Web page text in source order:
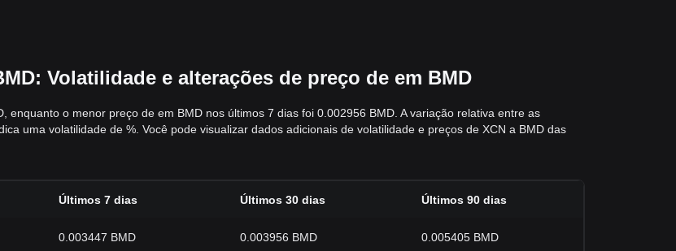
Volatilidade e alterações de preço de em BMD
enquanto o menor preço de em BMD nos últimos 7 dias foi 0.002956 BMD. A variação relativa entre as
uma volatilidade de %. Você pode visualizar dados adicionais de volatilidade e preços de XCN a BMD das
Últimos 7 dias Últimos 30 dias Últimos 90 dias
0.003447 BMD 0.003956 BMD 0.005405 BMD